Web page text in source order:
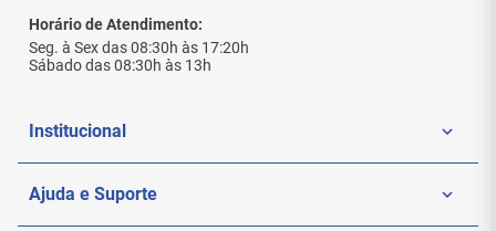
Maior disponibilidade da rede
Melhor estabilidade de conexão
Controle centralizado via UniFi Network
Monitoramento remoto
Gerenciamento simplificado
Controle completo da infraestrutura
Horário de Atendimento:
Seg. à Sex das 08:30h às 17:20h
Sábado das 08:30h às 13h
Institucional
Quem Somos
Ajuda e Suporte